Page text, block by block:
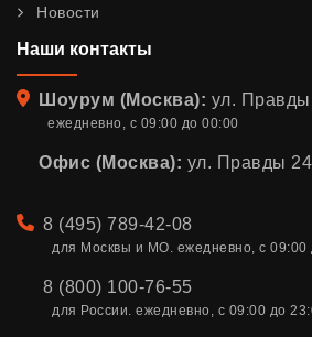
Новости
Наши контакты
Адрес
Шоурум (Москва): ул. Правды
ежедневно, с 09:00 до 00:00
Офис (Москва): ул. Правды 24
Телефон
8 (495) 789-42-08
для Москвы и МО. ежедневно, с 09:00
8 (800) 100-76-55
для России. ежедневно, с 09:00 до